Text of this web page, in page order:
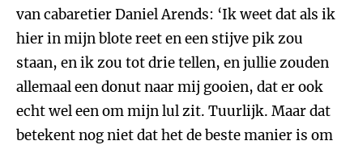
van cabaretier Daniel Arends: ‘Ik weet dat als ik
hier in mijn blote reet en een stijve pik zou
staan, en ik zou tot drie tellen, en jullie zouden
allemaal een donut naar mij gooien, dat er ook
echt wel een om mijn lul zit. Tuurlijk. Maar dat
betekent nog niet dat het de beste manier is om